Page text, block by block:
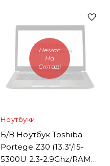
Немає
На
Складі
Ноутбуки
Б/В Ноутбук Toshiba
Portege Z30 (13.3"/i5-
5300U 2.3-2.9Ghz/RAM